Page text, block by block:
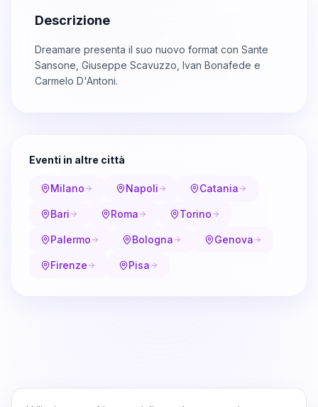
Descrizione
Dreamare presenta il suo nuovo format con Sante
Sansone, Giuseppe Scavuzzo, Ivan Bonafede e
Carmelo D'Antoni.
Eventi in altre città
Milano Napoli Catania
Bari Roma Torino
Palermo Bologna Genova
Firenze Pisa